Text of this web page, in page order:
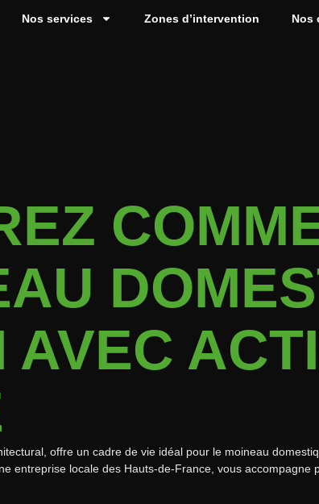
Nos services Zones d’intervention Nos
offre un cadre de vie idéal pour le moineau
entreprise locale des Hauts-de-France, vous accompagne